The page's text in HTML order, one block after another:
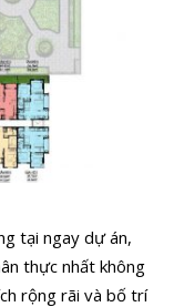
tại ngay dự án,
thực nhất không
rộng rãi và bố trí